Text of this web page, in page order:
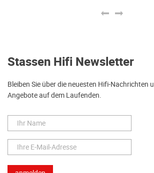
Stassen Hifi Newsletter
Bleiben Sie über die neuesten Hifi-Nachrichten
Angebote auf dem Laufenden.